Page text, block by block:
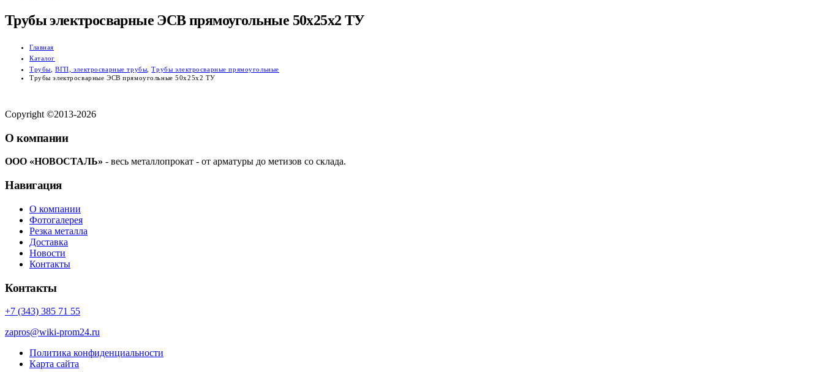
Трубы электросварные ЭСВ прямоугольные 50х25х2 ТУ
Главная
Каталог
Трубы ,ВГП, электросварные трубы ,Трубы электросварные прямоугольные
Трубы электросварные ЭСВ прямоугольные 50х25х2 ТУ
Copyright ©2013-2026
О компании
ООО «НОВОСТАЛЬ» - весь металлопрокат - от арматуры до метизов со склада.
Навигация
О компании
Фотогалерея
Резка металла
Доставка
Новости
Контакты
Контакты
+7 (343) 385 71 55
zapros@wiki-prom24.ru
Политика конфиденциальности
Карта сайта